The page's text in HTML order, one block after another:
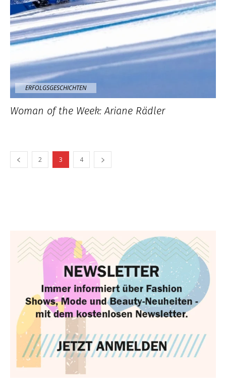
ERFOLGSGESCHICHTEN
Woman of the Week: Ariane Rädler
2 3 4